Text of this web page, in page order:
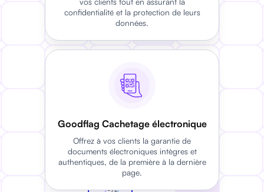
confidentialité et la protection de leurs
données.
Goodflag Cachetage électronique
Offrez à vos clients la garantie de
documents électroniques intègres et
authentiques, de la première à la dernière
page.